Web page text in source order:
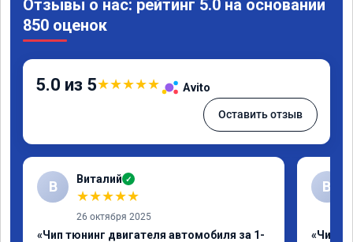
Отзывы о нас: рейтинг 5.0 на основании
850 оценок
5.0 из 5★★★★★ Avito
Оставить отзыв
В Виталий ✓
★★★★★
26 октября 2025
«Чип тюнинг двигателя автомобиля за 1-
В
«Чип